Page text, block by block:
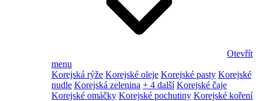
Otevřít
menu
Korejská rýže Korejské oleje Korejské pasty Korejské
nudle Korejská zelenina + 4 další Korejské čaje
Korejské omáčky Korejské pochutiny Korejské koření